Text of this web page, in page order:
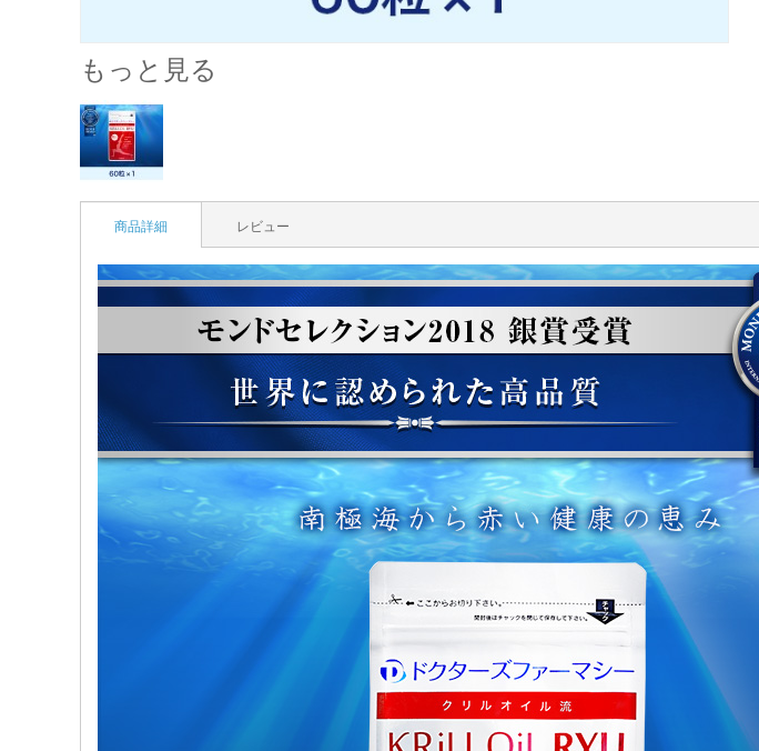
もっと見る
商品詳細 レビュー